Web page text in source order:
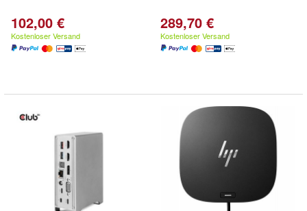
102,00 €
Kostenloser Versand
289,70 €
Kostenloser Versand